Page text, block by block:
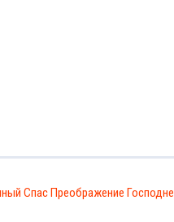
Спас Преображение Господне